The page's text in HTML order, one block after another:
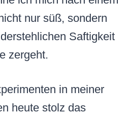
nur süß, sondern
Saftigkeit
zergeht.
in meiner
heute stolz das